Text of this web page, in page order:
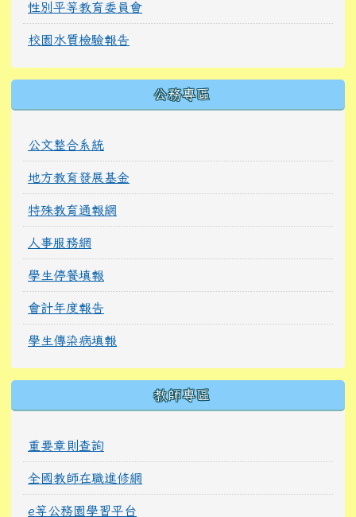
性別平等教育委員會
校園水質檢驗報告
公務專區
公文整合系統
地方教育發展基金
特殊教育通報網
人事服務網
學生停餐填報
會計年度報告
學生傳染病填報
教師專區
重要章則查詢
全國教師在職進修網
e等公務園學習平台